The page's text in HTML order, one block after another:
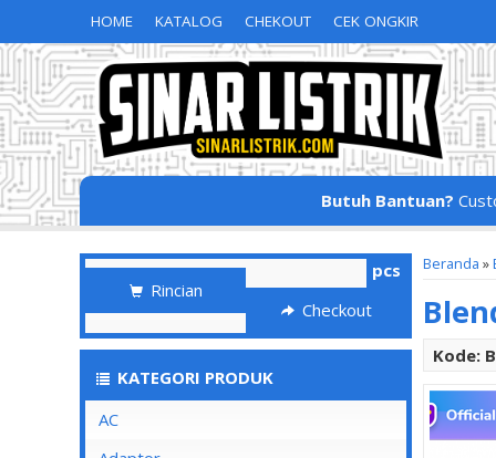
HOME KATALOG CHEKOUT CEK ONGKIR
Butuh Bantuan?
Beranda »
Kode:
pcs
Rincian
Checkout
KATEGORI PRODUK
AC